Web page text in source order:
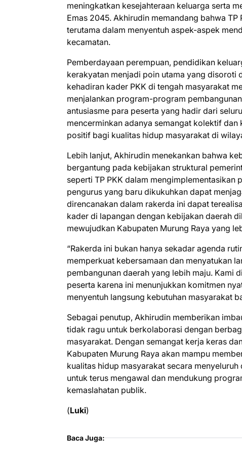
meningkatkan kesejahteraan keluarga serta
Emas 2045. Akhirudin memandang bahwa
terutama dalam menyentuh aspek-aspek
kecamatan.
​Pemberdayaan perempuan, pendidikan
kerakyatan menjadi poin utama yang disoroti
kehadiran kader PKK di tengah masyarakat
menjalankan program-program
antusiasme para peserta yang hadir dari
mencerminkan adanya semangat kolektif
positif bagi kualitas hidup masyarakat di
​Lebih lanjut, Akhirudin menekankan bahwa
bergantung pada kebijakan struktural
seperti TP PKK dalam mengimplementasikan
pengurus yang baru dikukuhkan dapat
direncanakan dalam rakerda ini dapat
kader di lapangan dengan kebijakan daerah
mewujudkan Kabupaten Murung Raya yang
​“Rakerda ini bukan hanya sekadar agenda
memperkuat kebersamaan dan menyatukan
pembangunan daerah yang lebih maju. Kami
peserta karena ini menunjukkan komitmen
menyentuh langsung kebutuhan masyarakat
​Sebagai penutup, Akhirudin memberikan
tidak ragu untuk berkolaborasi dengan
masyarakat. Dengan semangat kerja keras
Kabupaten Murung Raya akan mampu
kualitas hidup masyarakat secara
untuk terus mengawal dan mendukung
kemaslahatan publik.
(Luki)
Baca Juga: